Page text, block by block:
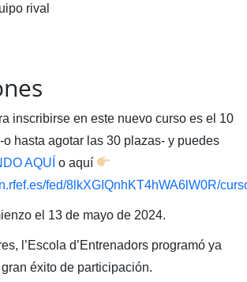
rival
inscribirse en este nuevo curso es el 10
hasta agotar las 30 plazas- y puedes
AQUÍ o aquí
fed/8lkXGIQnhKT4hWA6lW0R/
el 13 de mayo de 2024.
l’Escola d’Entrenadors programó ya
éxito de participación.